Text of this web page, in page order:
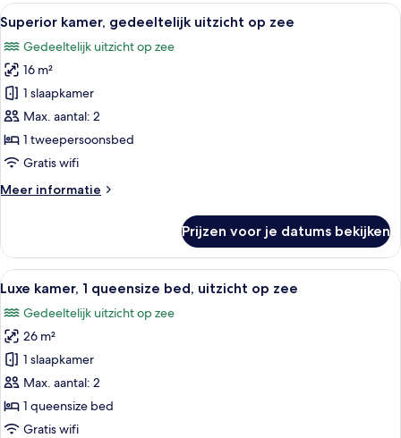
tweepersoonsbed
Alle
foto's
voor
Superior
kamer,
gedeeltelijk
uitzicht
op
laden
Een hotelkamer met een bed, een
6
Superior kamer, gedeeltelijk uitzicht op zee
Gedeeltelijk uitzicht op zee
16 m²
1 slaapkamer
Max. aantal: 2
1 tweepersoonsbed
Gratis wifi
Meer informatie
Meer
kamer,
gedeeltelijk
uitzicht
zee
Prijzen voor je datums bekijken
Alle
foto's
voor
Luxe
kamer,
1
queensize
bed,
Luxe kamer, 1 queensize bed,
7
Luxe kamer, 1 queensize bed, uitzicht op zee
Gedeeltelijk uitzicht op zee
26 m²
1 slaapkamer
Max. aantal: 2
1 queensize bed
Gratis wifi